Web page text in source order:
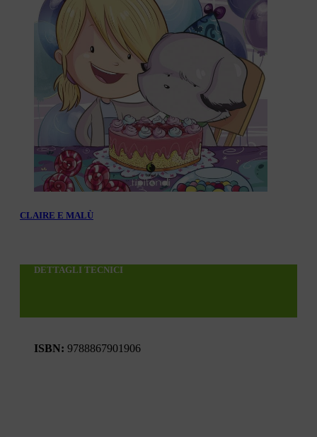
CLAIRE E MALÙ
DETTAGLI TECNICI
ISBN: 9788867901906